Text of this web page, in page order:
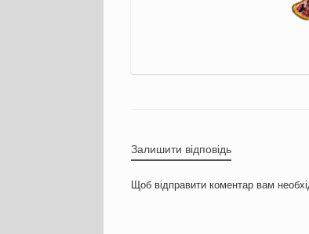
Залишити відповідь
Щоб відправити коментар вам